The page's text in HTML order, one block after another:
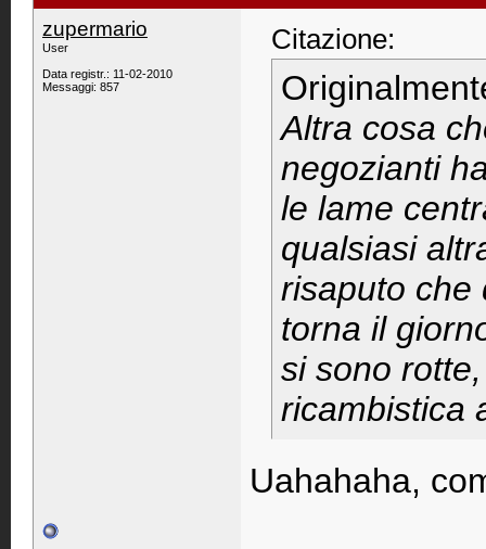
zupermario
User
Data registr.: 11-02-2010
Messaggi: 857
Citazione:
Altra cosa
negozianti
le lame
qualsiasi
risaputo che
torna il
si sono
ricambistica
Uahahaha,